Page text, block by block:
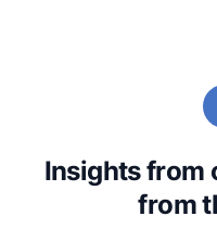
Insightsfrom
fromt